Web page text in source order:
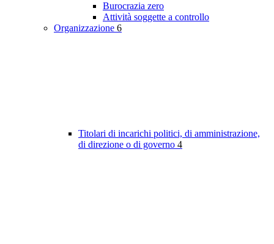
Burocrazia zero
Attività soggette a controllo
Organizzazione 6
Titolari di incarichi politici, di amministrazione,
di direzione o di governo 4